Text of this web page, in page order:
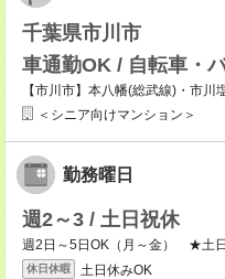
千葉県市川市
車通勤OK / 自転車・
【市川市】本八幡(総武線)・市川
＜シニア向けマンション＞
勤務曜日
週2～3 / 土日祝休
週2日～5日OK（月～金） ★土
休日休暇 土日休みOK